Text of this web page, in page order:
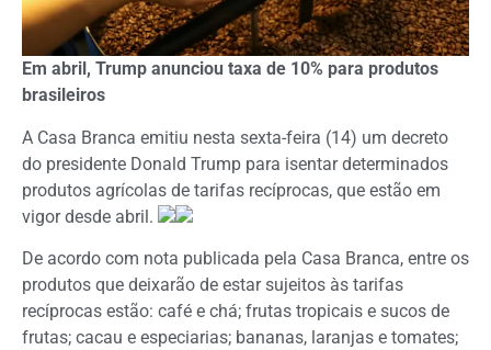
Em abril, Trump anunciou taxa de 10% para produtos
brasileiros
A Casa Branca emitiu nesta sexta-feira (14) um decreto
do presidente Donald Trump para isentar determinados
produtos agrícolas de tarifas recíprocas, que estão em
vigor desde abril.
De acordo com nota publicada pela Casa Branca, entre os
produtos que deixarão de estar sujeitos às tarifas
recíprocas estão: café e chá; frutas tropicais e sucos de
frutas; cacau e especiarias; bananas, laranjas e tomates;